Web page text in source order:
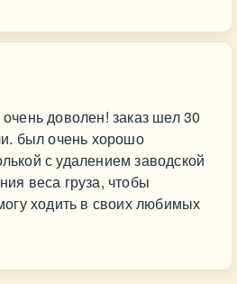
доволен! заказ шел 30
был очень хорошо
с удалением заводской
веса груза, чтобы
ходить в своих любимых